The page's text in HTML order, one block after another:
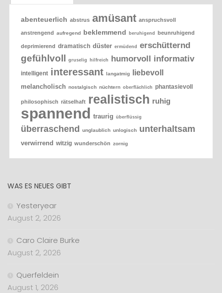
abenteuerlich abstrus amüsant anspruchsvoll
anstrengend aufregend beklemmend beruhigend beunruhigend
deprimierend dramatisch düster ermüdend erschütternd
gefühlvoll gruselig hilfreich humorvoll informativ
intelligent interessant langatmig liebevoll
melancholisch nostalgisch nüchtern oberflächlich phantasievoll
philosophisch rätselhaft realistisch ruhig
spannend traurig überflüssig
überraschend unglaublich unlogisch unterhaltsam
verwirrend witzig wunderschön zornig
WAS ES NEUES GIBT
Yesteryear
August 2, 2026
Caro Claire Burke
August 2, 2026
Querfeldein
August 1, 2026